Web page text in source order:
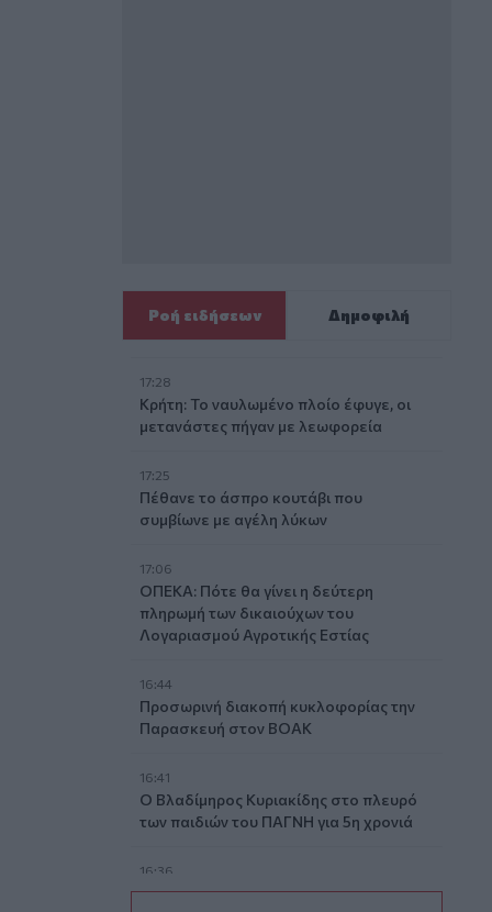
Ροή ειδήσεων Δημοφιλή
17:28
Κρήτη: Το ναυλωμένο πλοίο έφυγε, οι
μετανάστες πήγαν με λεωφορεία
17:25
Πέθανε το άσπρο κουτάβι που
συμβίωνε με αγέλη λύκων
17:06
ΟΠΕΚΑ: Πότε θα γίνει η δεύτερη
πληρωμή των δικαιούχων του
Λογαριασμού Αγροτικής Εστίας
16:44
Προσωρινή διακοπή κυκλοφορίας την
Παρασκευή στον ΒΟΑΚ
16:41
Ο Βλαδίμηρος Κυριακίδης στο πλευρό
των παιδιών του ΠΑΓΝΗ για 5η χρονιά
16:36
Ο κόσμος του ΟΦΗ «εξαφάνισε» 3.000